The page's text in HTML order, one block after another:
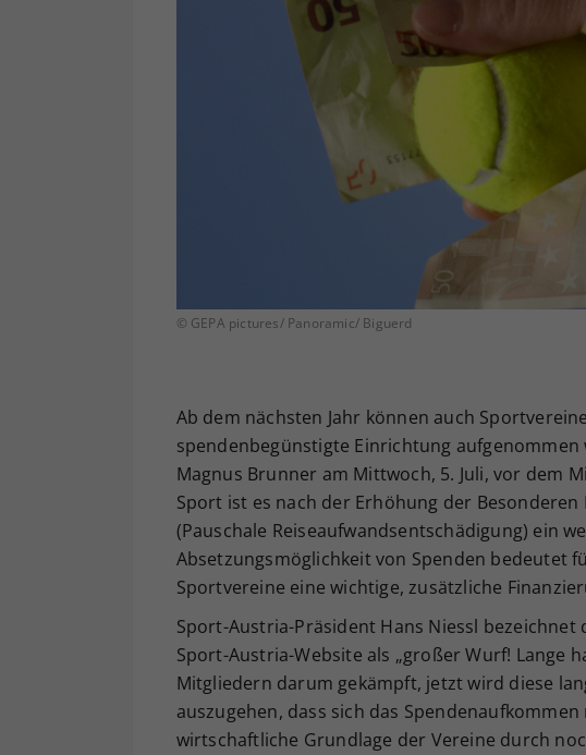
© GEPA pictures/ Panoramic/ Biguerd
Ab dem nächsten Jahr können auch
spendenbegünstigte Einrichtung
Magnus Brunner am Mittwoch, 5. Juli, vor dem
Sport ist es nach der Erhöhung der
(Pauschale Reiseaufwandsentschädigung) ein
Absetzungsmöglichkeit von Spenden bedeutet
Sportvereine eine wichtige, zusätzliche
Sport-Austria-Präsident Hans Niessl
Sport-Austria-Website als „großer Wurf! Lange
Mitgliedern darum gekämpft, jetzt wird diese
auszugehen, dass sich das
wirtschaftliche Grundlage der Vereine durch